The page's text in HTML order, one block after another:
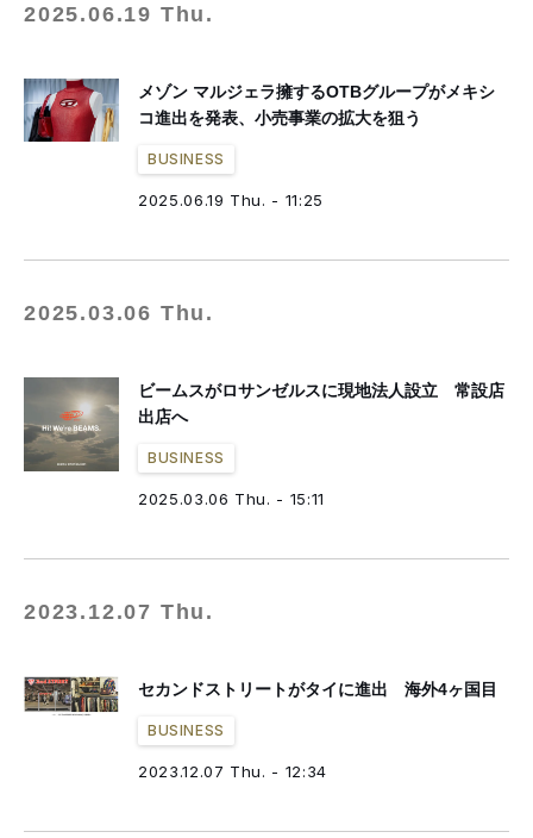
2025.06.19 Thu.
メゾン マルジェラ擁するOTBグループがメキシ
コ進出を発表、小売事業の拡大を狙う
BUSINESS
2025.06.19 Thu. - 11:25
2025.03.06 Thu.
ビームスがロサンゼルスに現地法人設立 常設店
出店へ
BUSINESS
2025.03.06 Thu. - 15:11
2023.12.07 Thu.
セカンドストリートがタイに進出 海外4ヶ国目
BUSINESS
2023.12.07 Thu. - 12:34